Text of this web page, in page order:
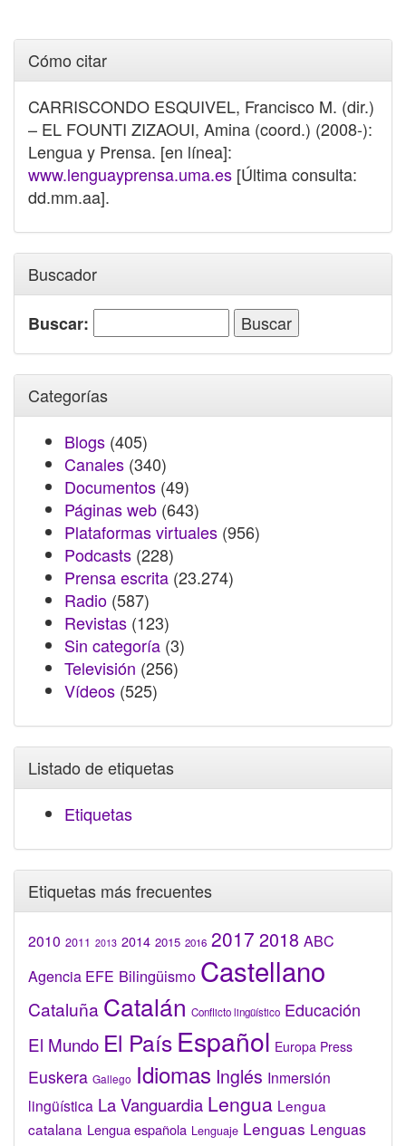
Cómo citar
CARRISCONDO ESQUIVEL, Francisco M. (dir.)
– EL FOUNTI ZIZAOUI, Amina (coord.) (2008-):
Lengua y Prensa. [en línea]:
www.lenguayprensa.uma.es [Última consulta:
dd.mm.aa].
Buscador
Buscar:
Categorías
Blogs (405)
Canales (340)
Documentos (49)
Páginas web (643)
Plataformas virtuales (956)
Podcasts (228)
Prensa escrita (23.274)
Radio (587)
Revistas (123)
Sin categoría (3)
Televisión (256)
Vídeos (525)
Listado de etiquetas
Etiquetas
Etiquetas más frecuentes
2010 2011 2013 2014 2015 2016 2017 2018 ABC
Agencia EFE Bilingüismo Castellano
Cataluña Catalán Conflicto lingüístico Educación
El Mundo El País Español Europa Press
Euskera Gallego Idiomas Inglés Inmersión
lingüística La Vanguardia Lengua Lengua
catalana Lengua española Lenguaje Lenguas Lenguas